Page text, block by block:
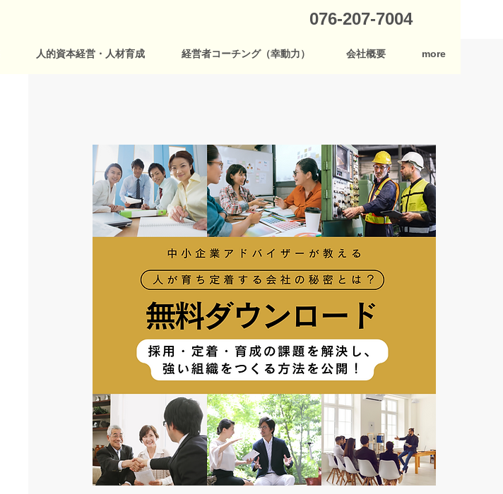
076-207-7004
人的資本経営・人材育成 経営者コーチング（幸動力） 会社概要 more